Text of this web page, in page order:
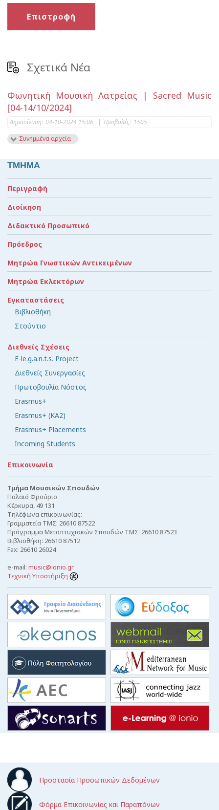
Επιστροφή
Σχετικά Νέα
Φωνητική Μουσική Λατρείας | Sacred Music
[04-14/10/2024]
Δημοσίευση: 04-10-2024 15:06 | Προβολές: 1505
Συνημμένα αρχεία
ΤΜΗΜΑ
Περιγραφή
Διοίκηση
Διδακτικό Προσωπικό
Πρόεδρος
Μητρώα Γνωστικών Αντικειμένων
Μητρώα Εκλεκτόρων
Εγκαταστάσεις
Βιβλιοθήκη
Στούντιο
Διεθνείς Σχέσεις
E-le.g.a.n.t.s. Project
Διεθνείς Συνεργασίες
Πρωτοβουλία Νόστος
Erasmus+
Erasmus+ (KA2)
Erasmus+ Placements
Incoming Students
Επικοινωνία
Τμήμα Μουσικών Σπουδών
Παλαιό Φρούριο
Κέρκυρα, 49 131
Τηλέφωνα επικοινωνίας:
Γραμματεία ΤΜΣ: 26610 87522
Πρόγραμμα Μεταπτυχιακών Σπουδών ΤΜΣ: 26610 87523
Βιβλιοθήκη: 26610 87512
Fax: 26610 26024
e-mail: music@ionio.gr
Τεχνική Υποστήριξη
Προστασία Προσωπικών Δεδομένων
Φόρμα Επικοινωνίας και Παραπόνων